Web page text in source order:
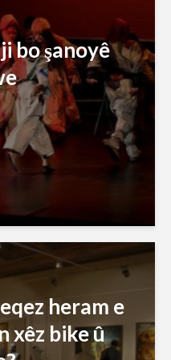
bo şanoyê
heram e
xêz bike û